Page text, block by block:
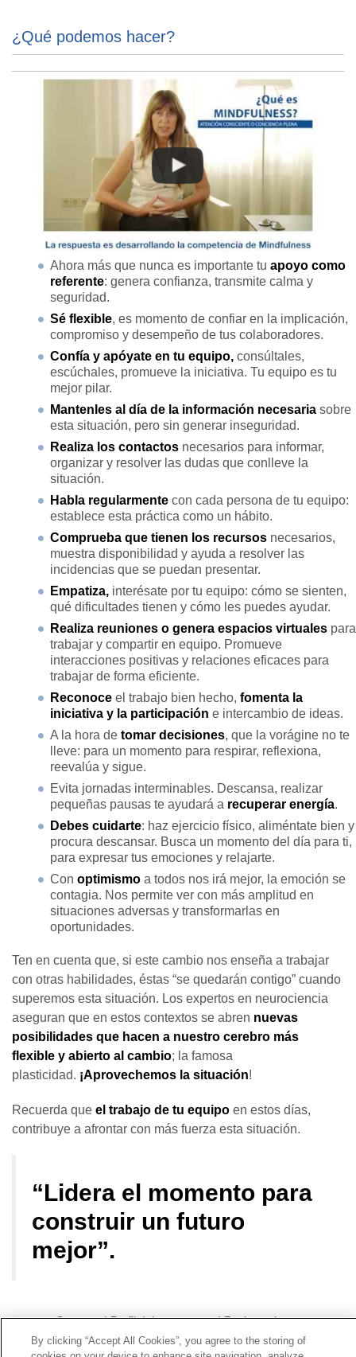
¿Qué podemos hacer?
Ahora más que nunca es importante tu apoyo como
referente: genera confianza, transmite calma y
seguridad.
Sé flexible, es momento de confiar en la implicación,
compromiso y desempeño de tus colaboradores.
Confía y apóyate en tu equipo, consúltales,
escúchales, promueve la iniciativa. Tu equipo es tu
mejor pilar.
Mantenles al día de la información necesaria sobre
esta situación, pero sin generar inseguridad.
Realiza los contactos necesarios para informar,
organizar y resolver las dudas que conlleve la
situación.
Habla regularmente con cada persona de tu equipo:
establece esta práctica como un hábito.
Comprueba que tienen los recursos necesarios,
muestra disponibilidad y ayuda a resolver las
incidencias que se puedan presentar.
Empatiza, interésate por tu equipo: cómo se sienten,
qué dificultades tienen y cómo les puedes ayudar.
Realiza reuniones o genera espacios virtuales para
trabajar y compartir en equipo. Promueve
interacciones positivas y relaciones eficaces para
trabajar de forma eficiente.
Reconoce el trabajo bien hecho, fomenta la
iniciativa y la participación e intercambio de ideas.
A la hora de tomar decisiones, que la vorágine no te
lleve: para un momento para respirar, reflexiona,
reevalúa y sigue.
Evita jornadas interminables. Descansa, realizar
pequeñas pausas te ayudará a recuperar energía.
Debes cuidarte: haz ejercicio físico, aliméntate bien y
procura descansar. Busca un momento del día para ti,
para expresar tus emociones y relajarte.
Con optimismo a todos nos irá mejor, la emoción se
contagia. Nos permite ver con más amplitud en
situaciones adversas y transformarlas en
oportunidades.
Ten en cuenta que, si este cambio nos enseña a trabajar
con otras habilidades, éstas “se quedarán contigo” cuando
superemos esta situación. Los expertos en neurociencia
aseguran que en estos contextos se abren nuevas
posibilidades que hacen a nuestro cerebro más
flexible y abierto al cambio; la famosa
plasticidad. ¡Aprovechemos la situación!
Recuerda que el trabajo de tu equipo en estos días,
contribuye a afrontar con más fuerza esta situación.
“Lidera el momento para
construir un futuro
mejor”.
Contacto|Perfil del contratante|Reclamaciones
Línea Universal 900 203 203 |Zona Privada Comisión de
By clicking “Accept All Cookies”, you agree to the storing of